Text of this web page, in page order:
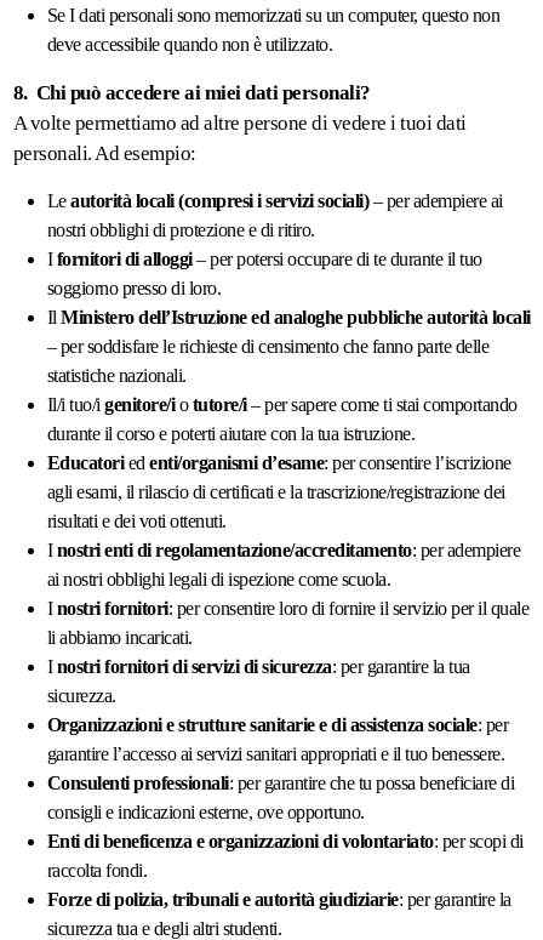
Se I dati personali sono memorizzati su un computer, questo non
deve accessibile quando non è utilizzato.
8. Chi può accedere ai miei dati personali?
A volte permettiamo ad altre persone di vedere i tuoi dati
personali. Ad esempio:
Leautorità locali (compresi i servizi sociali)– per adempiere ai
nostri obblighi di protezione e di ritiro.
Ifornitori di alloggi– per potersi occupare di te durante il tuo
soggiorno presso di loro.
Il Ministero dell’Istruzione ed analoghe pubbliche autorità locali
– per soddisfare le richieste di censimento che fanno parte delle
statistiche nazionali.
Il/i tuo/i genitore/iotutore/i– per sapere come ti stai comportando
durante il corso e poterti aiutare con la tua istruzione.
Educatoried enti/organismi d’esame: per consentire l’iscrizione
agli esami, il rilascio di certificati e la trascrizione/registrazione dei
risultati e dei voti ottenuti.
Inostri enti di regolamentazione/accreditamento: per adempiere
ai nostri obblighi legali di ispezione come scuola.
Inostri fornitori: per consentire loro di fornire il servizio per il quale
li abbiamo incaricati.
Inostri fornitori di servizi di sicurezza: per garantire la tua
sicurezza.
Organizzazioni e strutture sanitarie e di assistenza sociale: per
garantire l’accesso ai servizi sanitari appropriati e il tuo benessere.
Consulenti professionali: per garantire che tu possa beneficiare di
consigli e indicazioni esterne, ove opportuno.
Enti di beneficenza e organizzazioni di volontariato: per scopi di
raccolta fondi.
Forze di polizia, tribunali e autorità giudiziarie: per garantire la
sicurezza tua e degli altri studenti.